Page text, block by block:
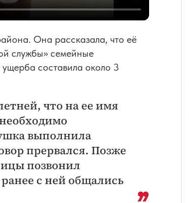
Она рассказала, что её
службы» семейные
составила около 3
что на ее имя
выполнила
прервался. Позже
позвонил
с ней общались